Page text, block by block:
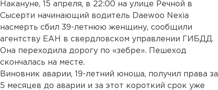
Накануне, 15 апреля, в 22:00 на улице Речной в
Сысерти начинающий водитель Daewoo Nexia
насмерть сбил 39-летнюю женщину, сообщили
агентству ЕАН в свердловском управлении ГИБДД.
Она переходила дорогу по «зебре». Пешеход
скончалась на месте.
Виновник аварии, 19-летний юноша, получил права за
5 месяцев до аварии и за этот короткий срок уже